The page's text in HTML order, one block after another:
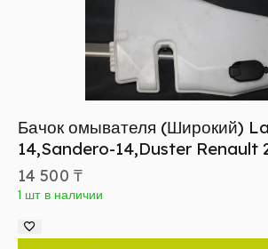
Бачок омывателя (Широкий)
14,Sandero-14,Duster Renault
14 500 ₸
1 шт в наличии